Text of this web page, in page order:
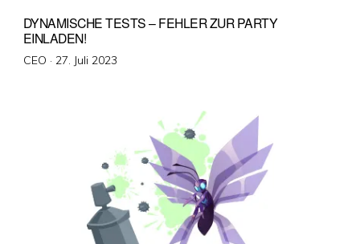
DYNAMISCHE TESTS – FEHLER ZUR PARTY
EINLADEN!
CEO · Veröffentlicht
27. Juli 2023